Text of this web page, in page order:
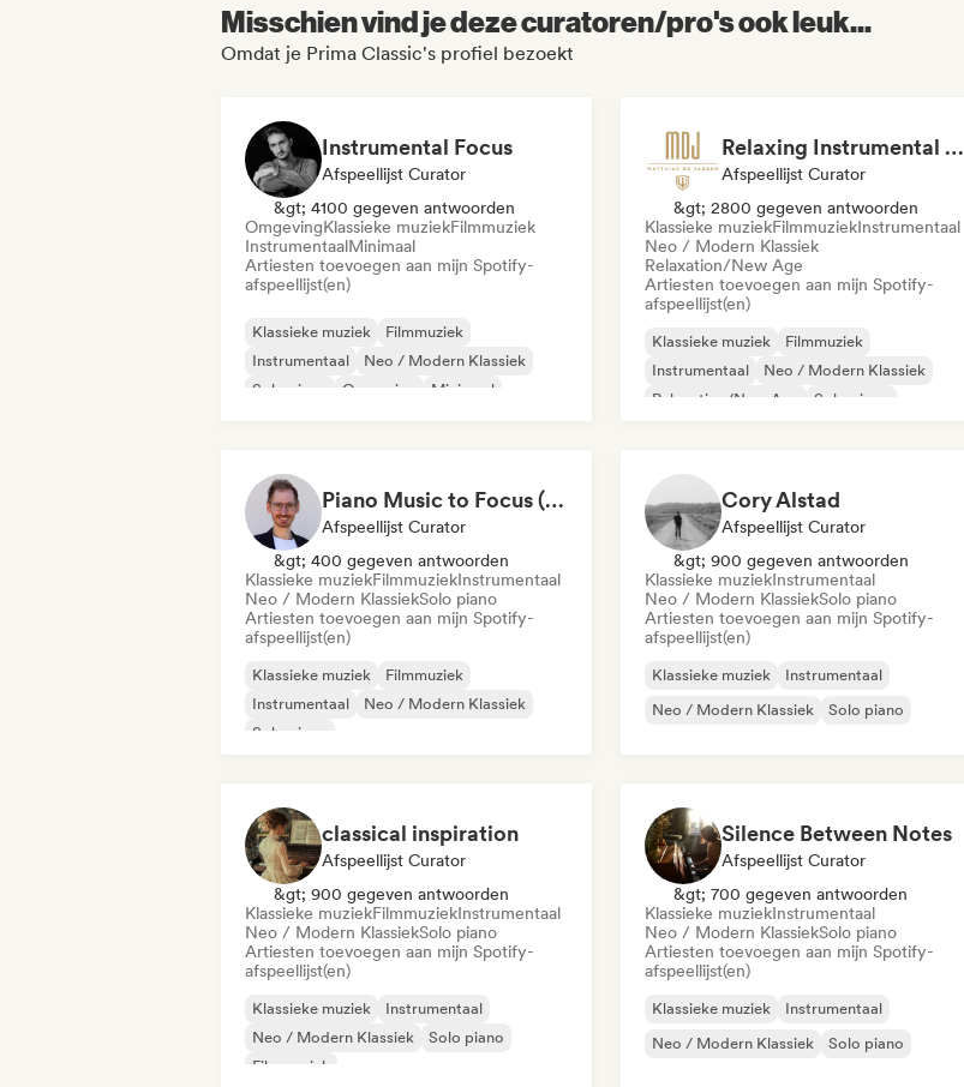
Misschien vind je deze curatoren/pro's ook leuk...
Omdat je Prima Classic's profiel bezoekt
Instrumental Focus
Afspeellijst Curator
&gt; 4100 gegeven antwoorden
OmgevingKlassieke muziekFilmmuziek
InstrumentaalMinimaal
Artiesten toevoegen aan mijn Spotify-
afspeellijst(en)
Klassieke muziek
Filmmuziek
Instrumentaal
Neo / Modern Klassiek
Solo piano
Omgeving Minimaal
Relaxing Instrumental (MDJ Matthias De Jaeger)
Afspeellijst Curator
&gt; 2800 gegeven antwoorden
Klassieke muziekFilmmuziekInstrumentaal
Neo / Modern Klassiek
Relaxation/New Age
Artiesten toevoegen aan mijn Spotify-
afspeellijst(en)
Klassieke muziek
Filmmuziek
Instrumentaal
Neo / Modern Klassiek
Relaxation/New Age
Solo piano
Piano Music to Focus (by Andreas Wolff)
Afspeellijst Curator
&gt; 400 gegeven antwoorden
Klassieke muziekFilmmuziekInstrumentaal
Neo / Modern KlassiekSolo piano
Artiesten toevoegen aan mijn Spotify-
afspeellijst(en)
Klassieke muziek
Filmmuziek
Instrumentaal
Neo / Modern Klassiek
Solo piano
Cory Alstad
Afspeellijst Curator
&gt; 900 gegeven antwoorden
Klassieke muziekInstrumentaal
Neo / Modern KlassiekSolo piano
Artiesten toevoegen aan mijn Spotify-
afspeellijst(en)
Klassieke muziek
Instrumentaal
Neo / Modern Klassiek
Solo piano
classical inspiration
Afspeellijst Curator
&gt; 900 gegeven antwoorden
Klassieke muziekFilmmuziekInstrumentaal
Neo / Modern KlassiekSolo piano
Artiesten toevoegen aan mijn Spotify-
afspeellijst(en)
Klassieke muziek
Instrumentaal
Neo / Modern Klassiek
Solo piano
Filmmuziek
Silence Between Notes
Afspeellijst Curator
&gt; 700 gegeven antwoorden
Klassieke muziekInstrumentaal
Neo / Modern KlassiekSolo piano
Artiesten toevoegen aan mijn Spotify-
afspeellijst(en)
Klassieke muziek
Instrumentaal
Neo / Modern Klassiek
Solo piano